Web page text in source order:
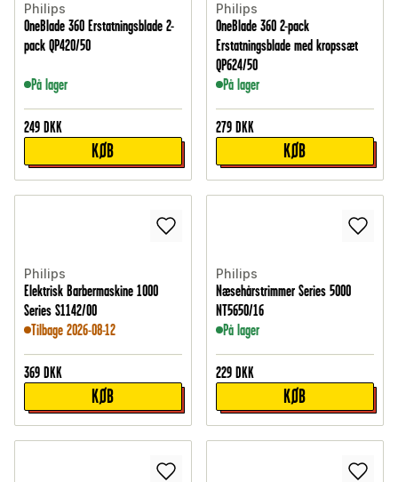
Philips
OneBlade 360 Erstatningsblade 2-
pack QP420/50
På lager
249 DKK
KØB
Philips
OneBlade 360 2-pack
Erstatningsblade med kropssæt
QP624/50
På lager
279 DKK
KØB
Philips
Elektrisk Barbermaskine 1000
Series S1142/00
Tilbage 2026-08-12
369 DKK
KØB
Philips
Næsehårstrimmer Series 5000
NT5650/16
På lager
229 DKK
KØB